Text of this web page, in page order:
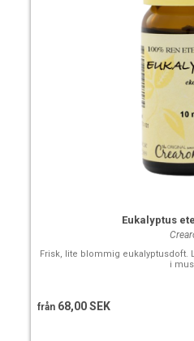
Eukalyptus
Frisk, lite blommig eukalyptusdoft.
i
från 68,00 SEK